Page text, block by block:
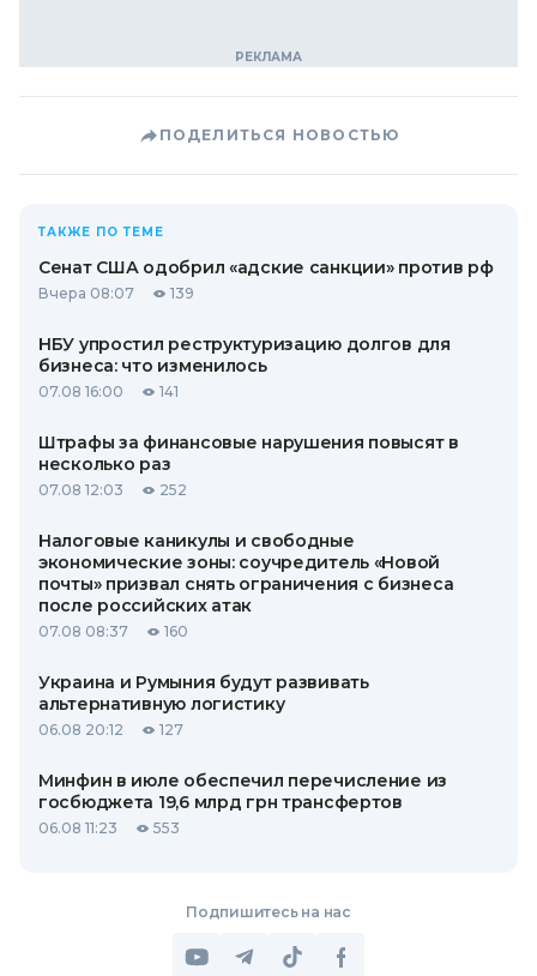
ПОДЕЛИТЬСЯ НОВОСТЬЮ
ТАКЖЕ ПО ТЕМЕ
Сенат США одобрил «адские санкции» против рф
Вчера 08:07 139
НБУ упростил реструктуризацию долгов для
бизнеса: что изменилось
07.08 16:00 141
Штрафы за финансовые нарушения повысят в
несколько раз
07.08 12:03 252
Налоговые каникулы и свободные
экономические зоны: соучредитель «Новой
почты» призвал снять ограничения с бизнеса
после российских атак
07.08 08:37 160
Украина и Румыния будут развивать
альтернативную логистику
06.08 20:12 127
Минфин в июле обеспечил перечисление из
госбюджета 19,6 млрд грн трансфертов
06.08 11:23 553
Подпишитесь на нас